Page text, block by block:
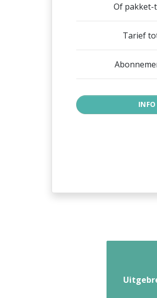
Of pakket-
Tarief